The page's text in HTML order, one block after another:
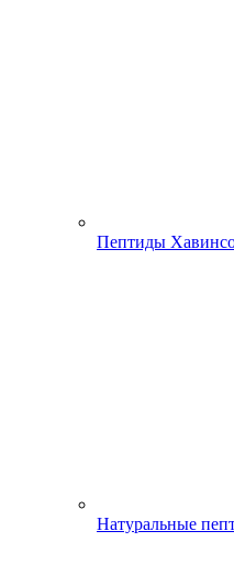
Пептиды
Натуральные